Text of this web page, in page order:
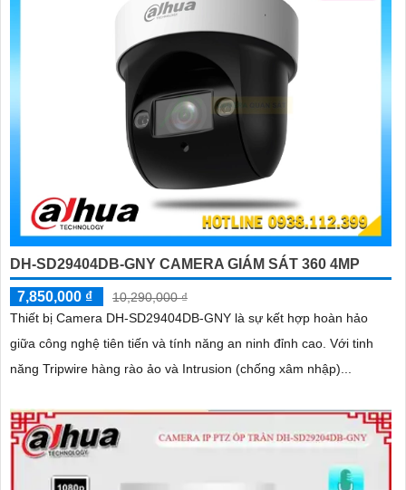
DH-SD29404DB-GNY CAMERA GIÁM SÁT 360 4MP
7,850,000 ₫
10,290,000 ₫
Thiết bị Camera DH-SD29404DB-GNY là sự kết hợp hoàn hảo
giữa công nghệ tiên tiến và tính năng an ninh đỉnh cao. Với tinh
năng Tripwire hàng rào ảo và Intrusion (chống xâm nhập)...